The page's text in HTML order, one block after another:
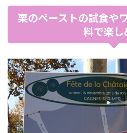
栗のペーストの試食や
料で楽し